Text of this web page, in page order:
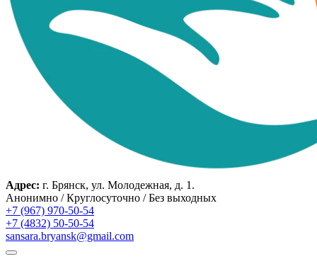
Адрес: г. Брянск, ул. Молодежная, д. 1.
Анонимно / Круглосуточно / Без выходных
+7 (967) 970-50-54
+7 (4832) 50-50-54
sansara.bryansk@gmail.com